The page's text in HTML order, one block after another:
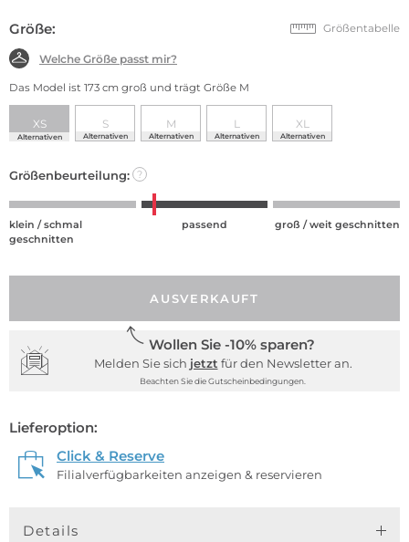
Größe: Größentabelle
Welche Größe passt mir?
Das Model ist 173 cm groß und trägt Größe M
XS
Alternativen
S
Alternativen
M
Alternativen
L
Alternativen
XL
Alternativen
Größenbeurteilung: ?
klein / schmal
geschnitten
passend groß / weit geschnitten
AUSVERKAUFT
Wollen Sie -10% sparen?
Melden Sie sich jetzt für den Newsletter an.
Beachten Sie die Gutscheinbedingungen.
Lieferoption:
Click & Reserve
Filialverfügbarkeiten anzeigen & reservieren
Details